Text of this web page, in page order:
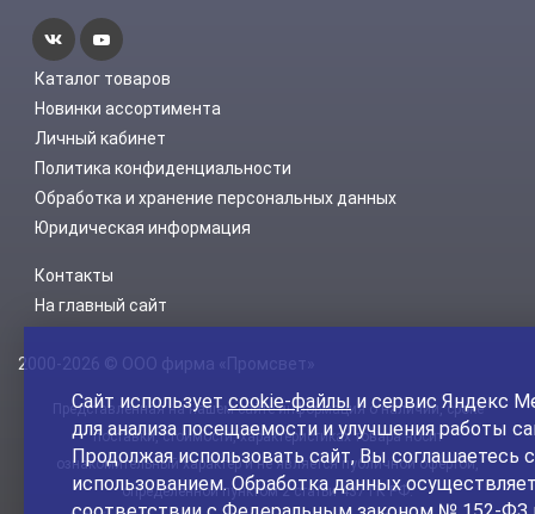
Каталог товаров
Новинки ассортимента
Личный кабинет
Политика конфиденциальности
Обработка и хранение персональных данных
Юридическая информация
Контакты
На главный сайт
2000-2026 © ООО фирма «Промсвет»
Представленная на нашем сайте информация о наличии, сроке
поставки, стоимости, характеристиках товара носит
ознакомительный характер и не является публичной офертой,
определенной пунктом 2 статьи 437 ГК РФ.
Сайт используетcookie-файлы и сервис Яндекс
для анализа посещаемости и улучшения работы
Продолжая использовать сайт, Вы соглашаетесь
использованием. Обработка данных